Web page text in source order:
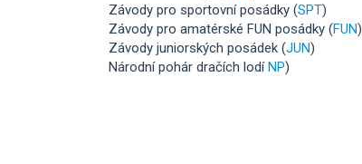
Závody pro sportovní posádky (SPT)
Závody pro amatérské FUN posádky (FUN)
Závody juniorských posádek (JUN)
Národní pohár dračích lodíNP)